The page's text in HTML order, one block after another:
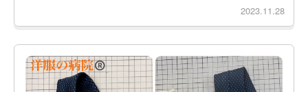
2023.11.28